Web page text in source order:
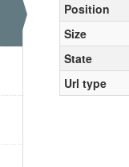
Position
Size
State
Url type